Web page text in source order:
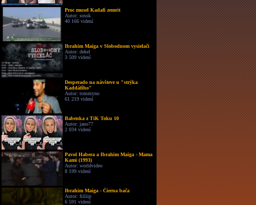
Proc musel Kadafi zemrit
Autor: sossk
40 166 videní
Ibrahim Maiga v Slobodnom vysielači
Autor: dekel
3 509 videní
Desperado na návšteve u "strýka
Kaddáfího"
Autor: tommyno
61 219 videní
Babenka z TiK Toku 10
Autor: jano77
2 034 videní
Pavol Habera a Ibrahim Maiga - Mama
Kami (1993)
Autor: worldvideo
8 199 videní
Ibrahim Maiga - Čierna bača
Autor: fiiliip
6 591 videní